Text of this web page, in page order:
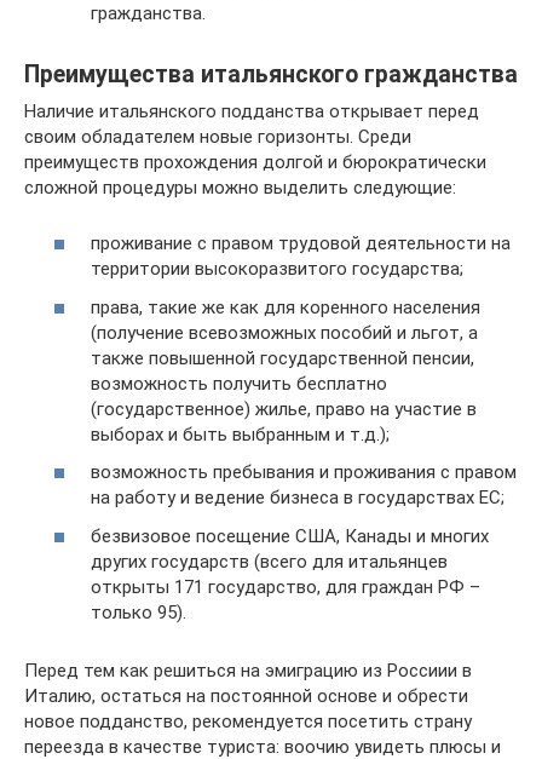
гражданства.
Преимущества итальянского гражданства
Наличие итальянского подданства открывает перед
своим обладателем новые горизонты. Среди
преимуществ прохождения долгой и бюрократически
сложной процедуры можно выделить следующие:
проживание с правом трудовой деятельности на
территории высокоразвитого государства;
права, такие же как для коренного населения
(получение всевозможных пособий и льгот, а
также повышенной государственной пенсии,
возможность получить бесплатно
(государственное) жилье, право на участие в
выборах и быть выбранным и т.д.);
возможность пребывания и проживания с правом
на работу и ведение бизнеса в государствах ЕС;
безвизовое посещение США, Канады и многих
других государств (всего для итальянцев
открыты 171 государство, для граждан РФ –
только 95).
Перед тем как решиться на эмиграцию из Россиии в
Италию, остаться на постоянной основе и обрести
новое подданство, рекомендуется посетить страну
переезда в качестве туриста: воочию увидеть плюсы и